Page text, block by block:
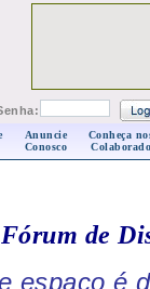
Anuncie
Conosco
Conheça
Fórum de
espaço é